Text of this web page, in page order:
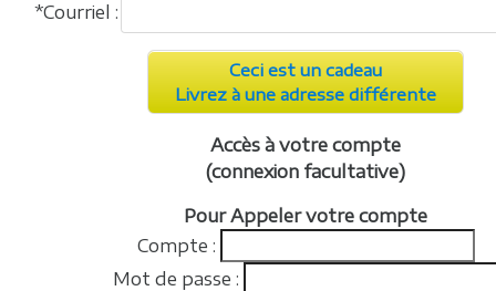
*Courriel :
Ceci est un cadeau
Livrez à une adresse différente
Accès à votre compte
(connexion facultative)
Pour Appeler votre compte
Compte :
Mot de passe :